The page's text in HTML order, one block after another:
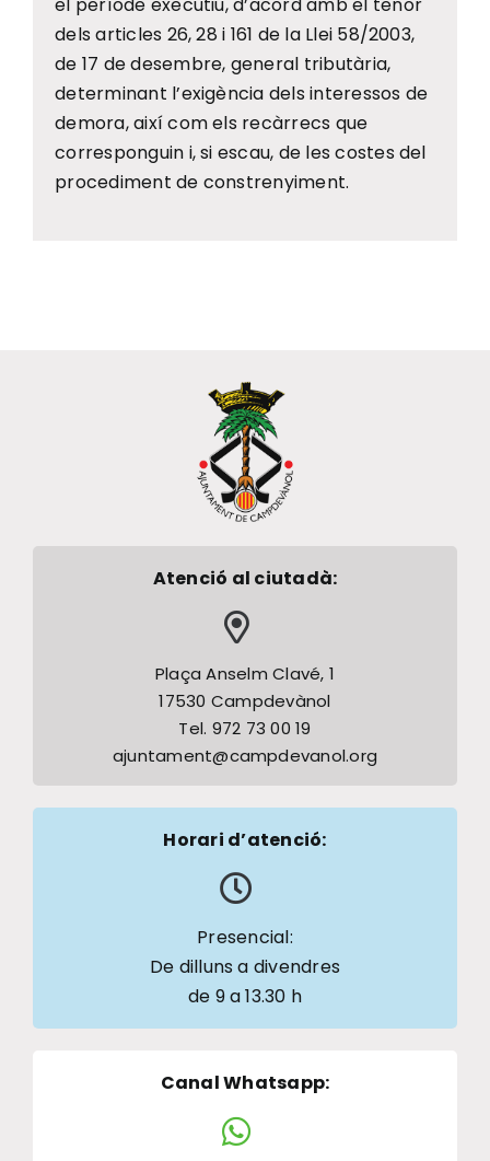
dels articles 26, 28 i 161 de la Llei 58/2003,
de 17 de desembre, general tributària,
determinant l’exigència dels interessos de
demora, així com els recàrrecs que
corresponguin i, si escau, de les costes del
procediment de constrenyiment.
Atenció al ciutadà:
Plaça Anselm Clavé, 1
17530 Campdevànol
Tel. 972 73 00 19
ajuntament@campdevanol.org
Horari d’atenció:
Presencial:
De dilluns a divendres
de 9 a 13.30 h
Canal Whatsapp: